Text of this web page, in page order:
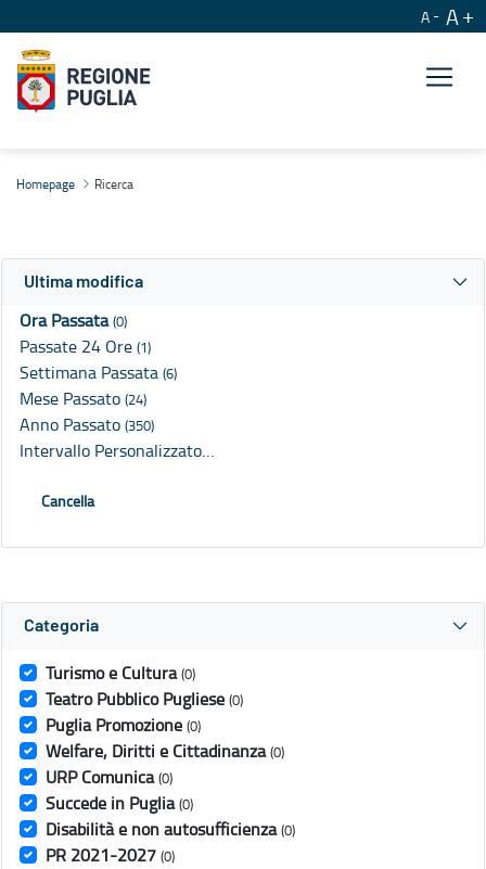
A A
Homepage Ricerca
Ultima modifica
Ora Passata(0)
Passate 24 Ore (1)
Settimana Passata (6)
Mese Passato (24)
Anno Passato (350)
Intervallo Personalizzato…
Cancella
Categoria
Turismo e Cultura (0)
Teatro Pubblico Pugliese (0)
Puglia Promozione (0)
Welfare, Diritti e Cittadinanza (0)
URP Comunica (0)
Succede in Puglia (0)
Disabilità e non autosufficienza (0)
PR 2021-2027 (0)